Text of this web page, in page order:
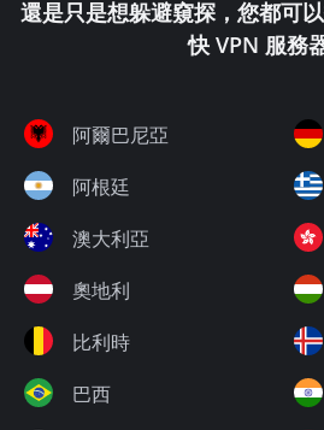
還是只是想躲避窺探，您都可
快 VPN 服務器
阿爾巴尼亞
阿根廷
澳大利亞
奧地利
比利時
巴西